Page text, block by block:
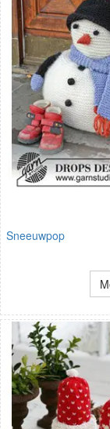
Sneeuwpop